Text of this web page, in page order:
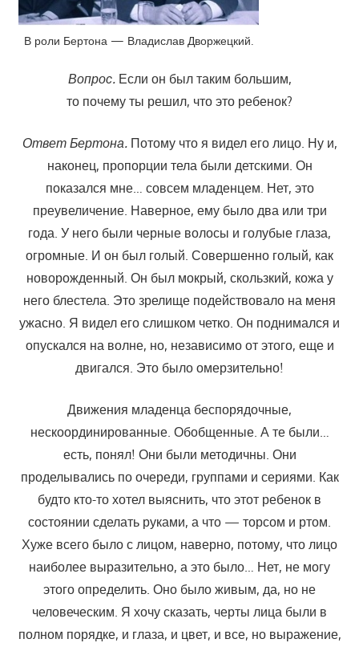
В роли Бертона — Владислав Дворжецкий.
Вопрос.Если он был таким большим,
то почему ты решил, что это ребенок?
Ответ Бертона.Потому что я видел его лицо. Ну и,
наконец, пропорции тела были детскими. Он
показался мне… совсем младенцем. Нет, это
преувеличение. Наверное, ему было два или три
года. У него были черные волосы и голубые глаза,
огромные. И он был голый. Совершенно голый, как
новорожденный. Он был мокрый, скользкий, кожа у
него блестела. Это зрелище подействовало на меня
ужасно. Я видел его слишком четко. Он поднимался и
опускался на волне, но, независимо от этого, еще и
двигался. Это было омерзительно!
Движения младенца беспорядочные,
нескоординированные. Обобщенные. А те были…
есть, понял! Они были методичны. Они
проделывались по очереди, группами и сериями. Как
будто кто-то хотел выяснить, что этот ребенок в
состоянии сделать руками, а что — торсом и ртом.
Хуже всего было с лицом, наверно, потому, что лицо
наиболее выразительно, а это было… Нет, не могу
этого определить. Оно было живым, да, но не
человеческим. Я хочу сказать, черты лица были в
полном порядке, и глаза, и цвет, и все, но выражение,